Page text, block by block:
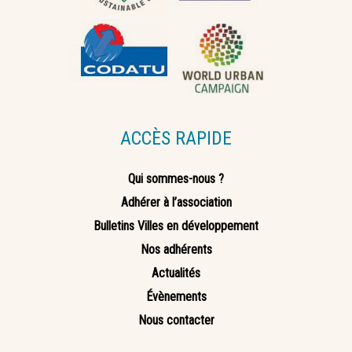
ACCÈS RAPIDE
Qui sommes-nous ?
Adhérer à l’association
Bulletins Villes en développement
Nos adhérents
Actualités
Évènements
Nous contacter